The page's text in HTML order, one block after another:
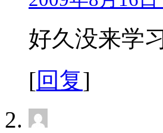
好久没来学
[回复]